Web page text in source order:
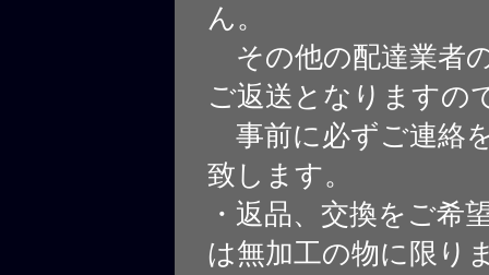
ん。
その他の配達業者
ご返送となりますの
事前に必ずご連絡
致します。
・返品、交換をご希
は無加工の物に限り